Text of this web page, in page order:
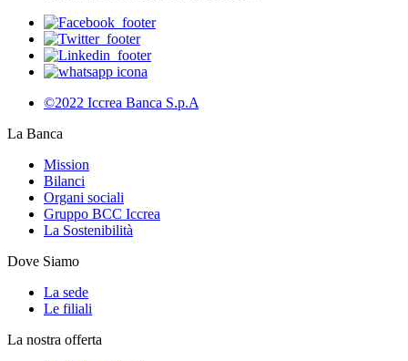
©2022 Iccrea Banca S.p.A
La Banca
Mission
Bilanci
Organi sociali
Gruppo BCC Iccrea
La Sostenibilità
Dove Siamo
La sede
Le filiali
La nostra offerta